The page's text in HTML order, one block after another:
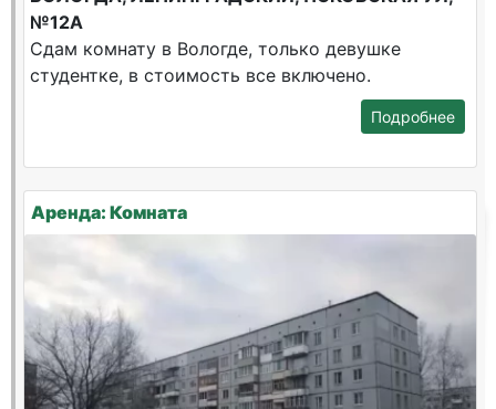
№12А
Сдам комнату в Вологде, только девушке
студентке, в стоимость все включено.
Подробнее
Аренда: Комната